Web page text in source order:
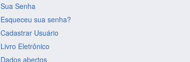
Sua Senha
Esqueceu sua senha?
Cadastrar Usuário
Livro Eletrônico
Dados abertos